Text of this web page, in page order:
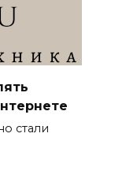
стали